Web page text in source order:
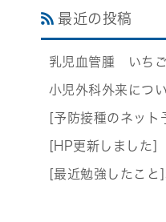
最近の投稿
乳児血管腫 いち
小児外科外来につ
[予防接種のネット
[HP更新しました]
[最近勉強したこと